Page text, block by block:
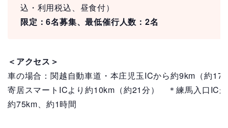
込・利用税込、昼食付）
限定：6名募集、最低催行人数：2名
＜アクセス＞
車の場合：関越自動車道・本庄児玉ICから約9km（約17
寄居スマートICより約10km（約21分） ＊練馬入口IC
約75km、約1時間